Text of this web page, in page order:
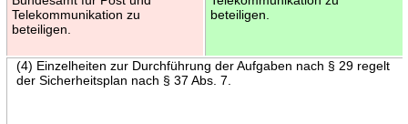
Telekommunikation zu
beteiligen.
beteiligen.
(4) Einzelheiten zur Durchführung der Aufgaben nach § 29 regelt
der Sicherheitsplan nach § 37 Abs. 7.